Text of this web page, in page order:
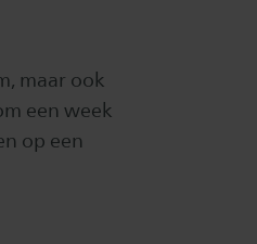
maar ook
een week
op een